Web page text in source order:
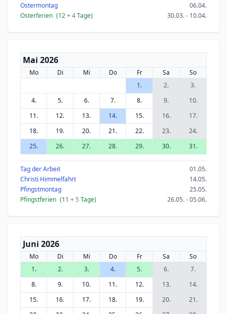
Ostermontag
06.04.
Osterferien (12+ 4Tage) 30.03. - 10.04.
Mai 2026
Mo Di Mi Do Fr Sa
So
1.
2.
3.
4.
5. 6. 7. 8. 9.
10.
11.
12. 13. 14. 15. 16.
17.
18.
19. 20. 21. 22. 23.
24.
25.
26. 27. 28. 29. 30. 31.
Tag der Arbeit
01.05.
Christi Himmelfahrt
14.05.
Pfingstmontag
25.05.
Pfingstferien (11 + 5 Tage) 26.05. - 05.06.
Juni 2026
Mo Di Mi Do Fr Sa
So
1.
2. 3. 4. 5. 6.
7.
8.
9. 10. 11. 12. 13.
14.
15.
16. 17. 18. 19. 20.
21.